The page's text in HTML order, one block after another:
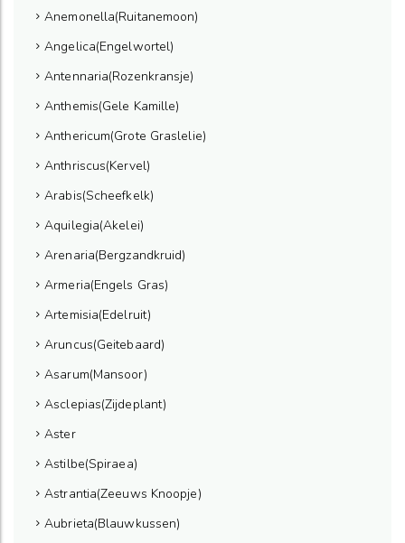
Anemonella(Ruitanemoon)
Angelica(Engelwortel)
Antennaria(Rozenkransje)
Anthemis(Gele Kamille)
Anthericum(Grote Graslelie)
Anthriscus(Kervel)
Arabis(Scheefkelk)
Aquilegia(Akelei)
Arenaria(Bergzandkruid)
Armeria(Engels Gras)
Artemisia(Edelruit)
Aruncus(Geitebaard)
Asarum(Mansoor)
Asclepias(Zijdeplant)
Aster
Astilbe(Spiraea)
Astrantia(Zeeuws Knoopje)
Aubrieta(Blauwkussen)